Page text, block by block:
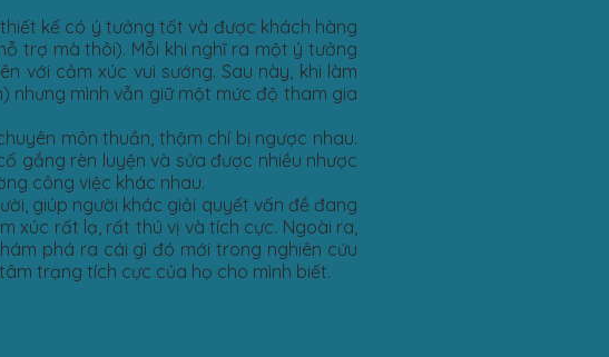
kế có ý tưởng tốt và được khách hàng
trợ mà thôi). Mỗi khi nghĩ ra một ý tưởng
với cảm xúc vui sướng. Sau này, khi làm
nhưng mình vẫn giữ một mức độ tham gia
môn thuần, thậm chí bị ngược nhau.
gắng rèn luyện và sửa được nhiều nhược
công việc khác nhau.
giúp người khác giải quyết vấn đề đang
xúc rất lạ, rất thú vị và tích cực. Ngoài ra,
phá ra cái gì đó mới trong nghiên cứu
trạng tích cực của họ cho mình biết.